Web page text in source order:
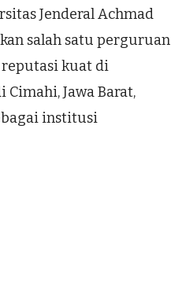
Jenderal Achmad
salah satu perguruan
kuat di
Cimahi, Jawa Barat,
institusi